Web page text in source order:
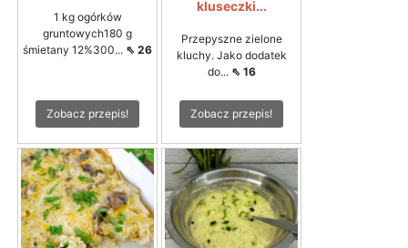
1 kg ogórków
gruntowych180 g
śmietany 12%300... ⇖ 26
Zobacz przepis!
kluseczki...
Przepyszne zielone
kluchy. Jako dodatek
do... ⇖ 16
Zobacz przepis!